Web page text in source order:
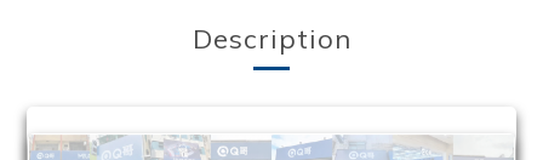
Description